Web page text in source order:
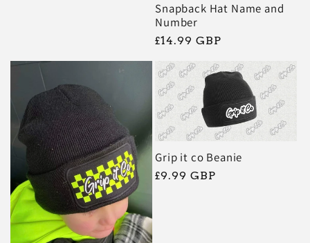
Snapback Hat Name and
Number
Prix
£14.99 GBP
Grip it co Beanie
Prix
£9.99 GBP